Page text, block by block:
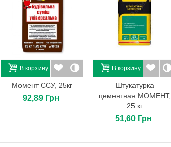
В корзину
Момент ССУ, 25кг
92,89 Грн
В корзину
Штукатурка
цементная МОМЕНТ,
25 кг
51,60 Грн